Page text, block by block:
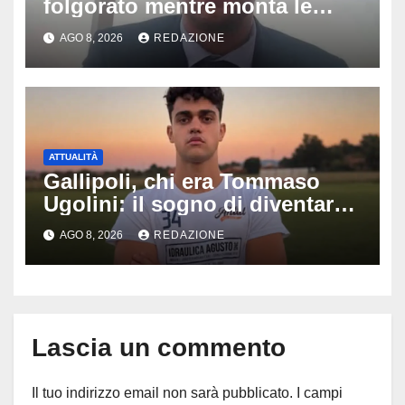
folgorato mentre monta le
luminarie della festa: chi era
Fabio Calabrò e cosa è
successo
AGO 8, 2026 REDAZIONE
ATTUALITÀ
Gallipoli, chi era Tommaso
Ugolini: il sogno di diventare
medico e la fascia da
capitano, il dolore di Bologna
per il 19enne morto in mare
AGO 8, 2026 REDAZIONE
Lascia un commento
Il tuo indirizzo email non sarà pubblicato. I campi